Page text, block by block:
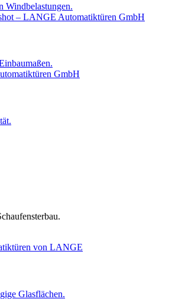
Windbelastungen.
Glasflächen.